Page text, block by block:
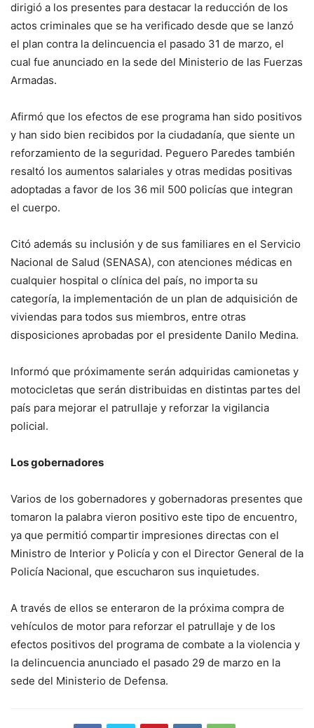
dirigió a los presentes para destacar la reducción de los
actos criminales que se ha verificado desde que se lanzó
el plan contra la delincuencia el pasado 31 de marzo, el
cual fue anunciado en la sede del Ministerio de las Fuerzas
Armadas.
Afirmó que los efectos de ese programa han sido positivos
y han sido bien recibidos por la ciudadanía, que siente un
reforzamiento de la seguridad. Peguero Paredes también
resaltó los aumentos salariales y otras medidas positivas
adoptadas a favor de los 36 mil 500 policías que integran
el cuerpo.
Citó además su inclusión y de sus familiares en el Servicio
Nacional de Salud (SENASA), con atenciones médicas en
cualquier hospital o clínica del país, no importa su
categoría, la implementación de un plan de adquisición de
viviendas para todos sus miembros, entre otras
disposiciones aprobadas por el presidente Danilo Medina.
Informó que próximamente serán adquiridas camionetas y
motocicletas que serán distribuidas en distintas partes del
país para mejorar el patrullaje y reforzar la vigilancia
policial.
Los gobernadores
Varios de los gobernadores y gobernadoras presentes que
tomaron la palabra vieron positivo este tipo de encuentro,
ya que permitió compartir impresiones directas con el
Ministro de Interior y Policía y con el Director General de la
Policía Nacional, que escucharon sus inquietudes.
A través de ellos se enteraron de la próxima compra de
vehículos de motor para reforzar el patrullaje y de los
efectos positivos del programa de combate a la violencia y
la delincuencia anunciado el pasado 29 de marzo en la
sede del Ministerio de Defensa.